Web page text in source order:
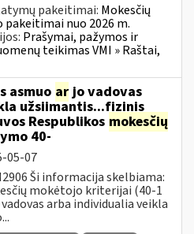
pakeitimai: Mokesčių
nuo 2026 m.
Prašymai, pažymos ir
teikimas VMI » Raštai,
asmuo arjo vadovas
užsiimantis...fizinis
Respublikos mokesčių
40-
05-07
Ši informacija skelbiama:
mokėtojo kriterijai (40-1
arba individualia veikla